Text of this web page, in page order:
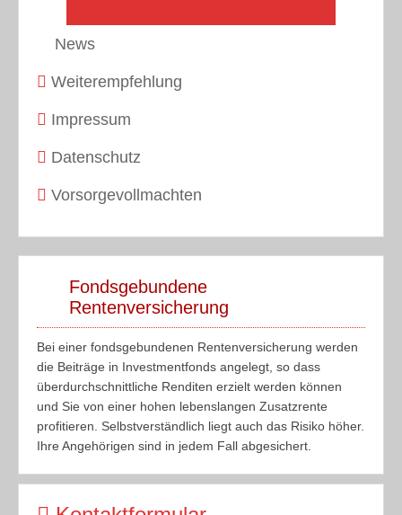
News
Weiterempfehlung
Impressum
Datenschutz
Vorsorgevollmachten
Fondsgebundene
Rentenversicherung
Bei einer fondsgebundenen Rentenversicherung werden
die Beiträge in Investmentfonds angelegt, so dass
überdurchschnittliche Renditen erzielt werden können
und Sie von einer hohen lebenslangen Zusatzrente
profitieren. Selbstverständlich liegt auch das Risiko höher.
Ihre Angehörigen sind in jedem Fall abgesichert.